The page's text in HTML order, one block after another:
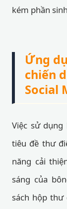
kém phần
Ứng
chiến
Social
Việc sử
tiêu đề thư
năng cải
sáng của
sách hộp